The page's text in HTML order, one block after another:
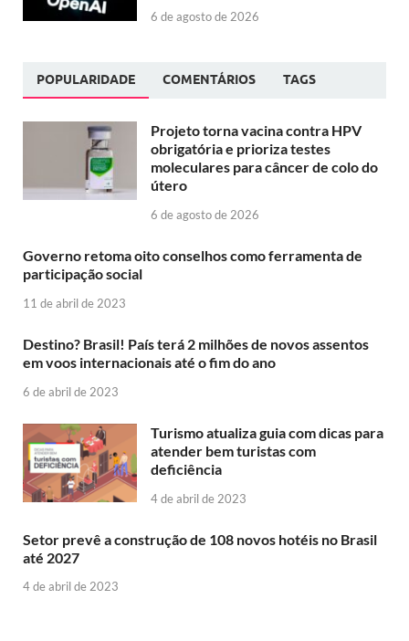
6 de agosto de 2026
POPULARIDADE COMENTÁRIOS TAGS
Projeto torna vacina contra HPV
obrigatória e prioriza testes
moleculares para câncer de colo do
útero
6 de agosto de 2026
Governo retoma oito conselhos como ferramenta de
participação social
11 de abril de 2023
Destino? Brasil! País terá 2 milhões de novos assentos
em voos internacionais até o fim do ano
6 de abril de 2023
Turismo atualiza guia com dicas para
atender bem turistas com
deficiência
4 de abril de 2023
Setor prevê a construção de 108 novos hotéis no Brasil
até 2027
4 de abril de 2023